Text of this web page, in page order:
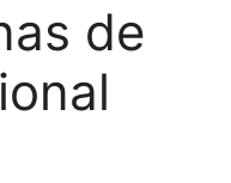
de